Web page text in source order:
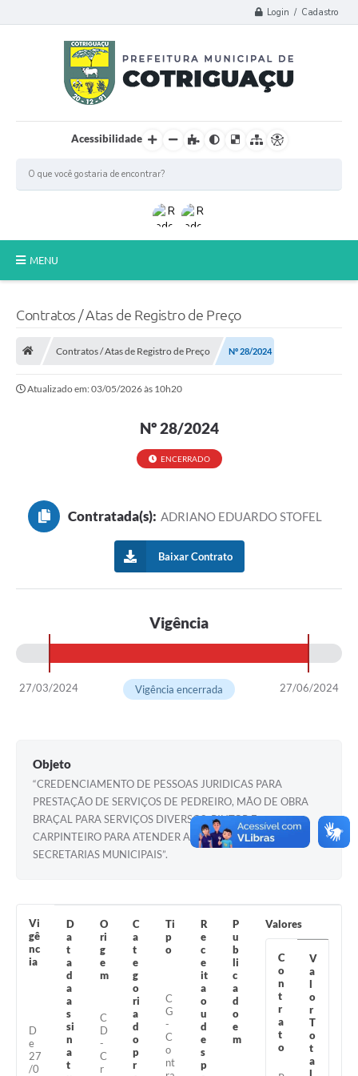
Login / Cadastro
Acessibilidade
MENU
A Prefeitura
Município
Imprensa
Audiências Públicas
Arquivos para Download
Obras
Projetos
Legislação
Links
Serviços Online
Telefones Úteis
Jornal
Contratos / Atas de Registro de Preço
Contratos / Atas de Registro de Preço Nº 28/2024
Atualizado em: 03/05/2026 às 10h20
Nº 28/2024
ENCERRADO
Contratada(s): ADRIANO EDUARDO STOFEL
Baixar Contrato
Vigência
27/03/2024 27/06/2024
Vigência encerrada
Objeto
“CREDENCIAMENTO DE PESSOAS JURIDICAS PARA
PRESTAÇÃO DE SERVIÇOS DE PEDREIRO, MÃO DE OBRA
BRAÇAL PARA SERVIÇOS DIVERSOS, PINTOR E
CARPINTEIRO PARA ATENDER AS DEMANDA DAS
SECRETARIAS MUNICIPAIS”.
Vi
gê
nc
ia
D
e
27
/0
D
a
t
a
d
a
a
s
si
n
a
t
O
ri
g
e
m
C
D
-
C
r
C
a
t
e
g
o
ri
a
d
o
p
r
Ti
p
o
C
G
-
C
o
nt
R
e
c
e
it
a
o
u
d
e
s
p
P
u
b
li
c
a
d
o
e
m
Valores
C
o
n
t
r
a
t
o
V
a
l
o
r
T
o
t
a